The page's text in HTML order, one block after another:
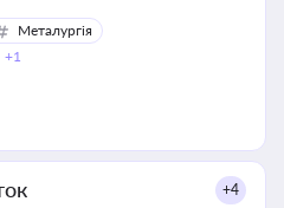
Металургія
+1
+4